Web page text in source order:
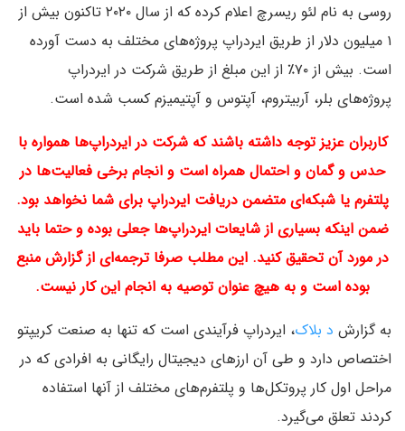
روسی به نام لئو ریسرچ اعلام کرده که از سال ۲۰۲۰ تاکنون بیش از
۱ میلیون دلار از طریق ایردراپ پروژه‌های مختلف به دست آورده
است. بیش از ۷۰٪ از این مبلغ از طریق شرکت در ایردراپ
پروژه‌های بلر، آربیتروم، آپتوس و آپتیمیزم کسب شده است.
کاربران عزیز توجه داشته باشند که شرکت در ایردراپ‌ها همواره با
حدس و گمان و احتمال همراه است و انجام برخی فعالیت‌ها در
پلتفرم یا شبکه‌ای متضمن دریافت ایردراپ برای شما نخواهد بود.
ضمن اینکه بسیاری از شایعات ایردراپ‌ها جعلی بوده و حتما باید
در مورد آن تحقیق کنید. این مطلب صرفا ترجمه‌ای از گزارش منبع
بوده است و به هیچ عنوان توصیه به انجام این کار نیست.
به گزارش د بلاک، ایردراپ فرآیندی است که تنها به صنعت کریپتو
اختصاص دارد و طی آن ارزهای دیجیتال رایگانی به افرادی که در
مراحل اول کار پروتکل‌ها و پلتفرم‌های مختلف از آنها استفاده
کردند تعلق می‌گیرد.